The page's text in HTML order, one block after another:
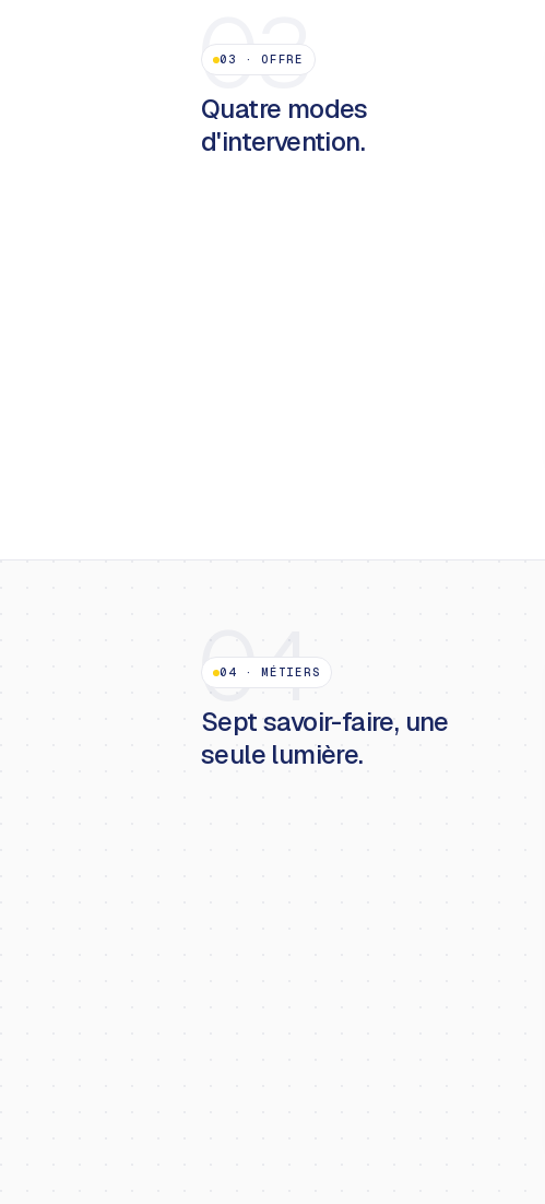
03
03 ·OFFRE
Quatre modes
d'intervention.
04
04 ·MÉTIERS
Sept savoir-faire, une
seule lumière.